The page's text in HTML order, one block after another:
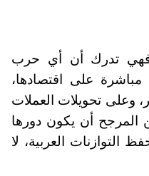
تدرك أن أي حرب
على اقتصادها،
وعلى تحويلات العملات
المرجح أن يكون دورها
التوازنات العربية، لا